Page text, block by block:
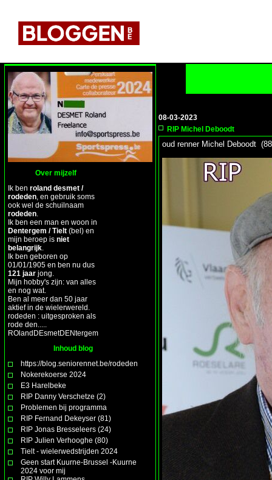
Over mijzelf
Ik ben roland desmet /
rodeden , en gebruik soms
ook wel de schuilnaam
rodeden
Ik ben een man en woon in
Dentergem / Tielt (bel) en
mijn beroep is niet
belangrijk
Ik ben geboren op
01/01/1905 en ben nu dus
121 jaar jong.
Mijn hobby's zijn: van alles
en nog wat.
Ben al meer dan 50 jaar
aktief in de wielerwereld.
rodeden : uitgesproken als
rode den.....
ROlandDEsmetDENtergem
Inhoud blog
https://blog.seniorennet.be/rodeden
Nokerekoerse 2024
E3 Harelbeke
RIP Danny Verschetze (2)
Problemen bij programma
RIP Fernand Dekeyser (81)
RIP Jonas Bresseleers (24)
RIP Julien Verhooghe (80)
Tielt - wielerwedstrijden 2024
Geen start Kuurne-Brussel -Kuurne
2024 voor mij
08-03-2023
RIP Michel Deboodt
oud renner Michel Deboodt